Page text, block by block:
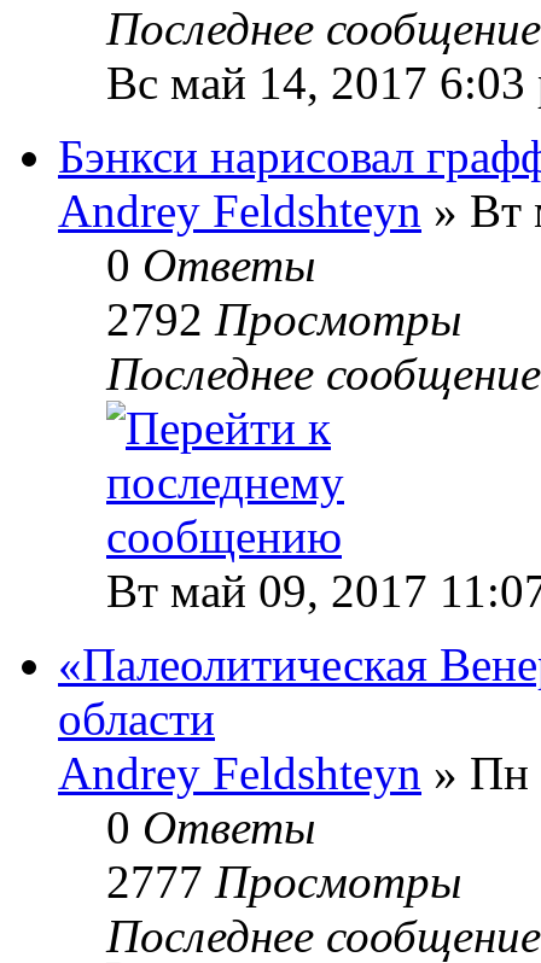
Последнее
Вс май 14, 2017 6:03
Бэнкси нарисовал
Andrey Feldshteyn » Вт
0 Ответы
2792 Просмотры
Последнее
Вт май 09, 2017
«Палеолитическая
области
Andrey Feldshteyn » Пн
0 Ответы
2777 Просмотры
Последнее